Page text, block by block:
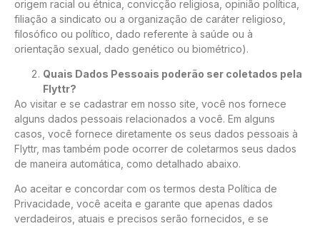
origem racial ou étnica, convicção religiosa, opinião política,
filiação a sindicato ou a organização de caráter religioso,
filosófico ou político, dado referente à saúde ou à
orientação sexual, dado genético ou biométrico).
Quais Dados Pessoais poderão ser coletados pela
Flyttr?
Ao visitar e se cadastrar em nosso site, você nos fornece
alguns dados pessoais relacionados a você. Em alguns
casos, você fornece diretamente os seus dados pessoais à
Flyttr, mas também pode ocorrer de coletarmos seus dados
de maneira automática, como detalhado abaixo.
Ao aceitar e concordar com os termos desta Política de
Privacidade, você aceita e garante que apenas dados
verdadeiros, atuais e precisos serão fornecidos, e se